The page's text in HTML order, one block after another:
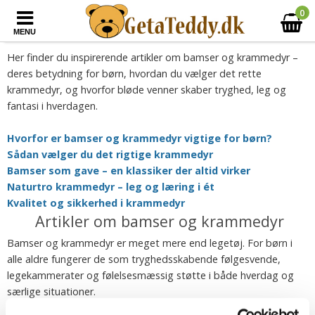
MENU
0
Her finder du inspirerende artikler om bamser og krammedyr –
deres betydning for børn, hvordan du vælger det rette
krammedyr, og hvorfor bløde venner skaber tryghed, leg og
fantasi i hverdagen.
Hvorfor er bamser og krammedyr vigtige for børn?
Sådan vælger du det rigtige krammedyr
Bamser som gave – en klassiker der altid virker
Naturtro krammedyr – leg og læring i ét
Kvalitet og sikkerhed i krammedyr
Artikler om bamser og krammedyr
Bamser og krammedyr er meget mere end legetøj. For børn i
alle aldre fungerer de som tryghedsskabende følgesvende,
legekammerater og følelsesmæssig støtte i både hverdag og
særlige situationer.
I vores artikler deler vi viden, inspiration og guides om bamser,